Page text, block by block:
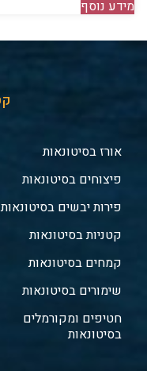
מידע נוסף
אורז בסיטונאות
פיצוחים בסיטונאות
פירות יבשים בסיטונאות
קטניות בסיטונאות
קמחים בסיטונאות
שימורים בסיטונאות
חטיפים ומקורמלים
בסיטונאות